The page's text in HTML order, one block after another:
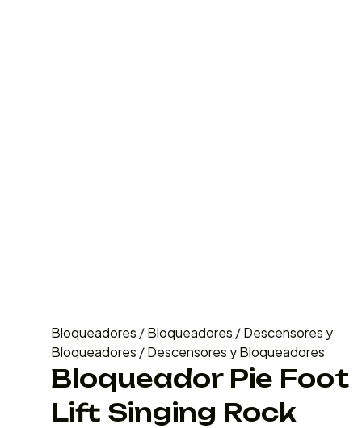
Bloqueadores /Bloqueadores /Descensores y
Bloqueadores /Descensores y Bloqueadores
Bloqueador Pie Foot
Lift Singing Rock